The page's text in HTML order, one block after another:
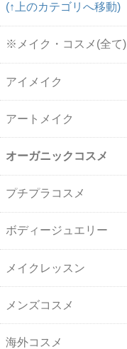
(↑上のカテゴリへ移動)
※メイク・コスメ(全て)
アイメイク
アートメイク
オーガニックコスメ
プチプラコスメ
ボディージュエリー
メイクレッスン
メンズコスメ
海外コスメ